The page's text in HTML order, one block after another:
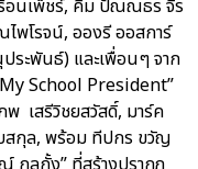
รือนเพ็ชร์, คิม ปัณณธร จิร
พโรจน์, อองรี ออสการ์
ประพันธ์) และเพื่อนๆ จาก
School President”
เสรีวิชยสวัสดิ์, มาร์ค
กุล, พร้อม ทีปกร ขวัญ